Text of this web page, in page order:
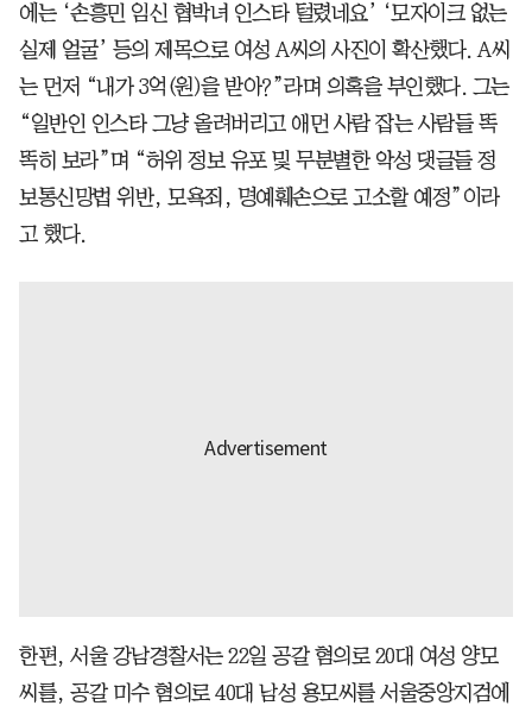
에는 ‘손흥민 임신 협박녀 인스타 털렸네요’ ‘모자이크 없는
실제 얼굴’ 등의 제목으로 여성 A씨의 사진이 확산했다. A씨
는 먼저 “내가 3억(원)을 받아?”라며 의혹을 부인했다. 그는
“일반인 인스타 그냥 올려버리고 애먼 사람 잡는 사람들 똑
똑히 보라”며 “허위 정보 유포 및 무분별한 악성 댓글들 정
보통신망법 위반, 모욕죄, 명예훼손으로 고소할 예정”이라
고 했다.
한편, 서울 강남경찰서는 22일 공갈 혐의로 20대 여성 양모
씨를, 공갈 미수 혐의로 40대 남성 용모씨를 서울중앙지검에